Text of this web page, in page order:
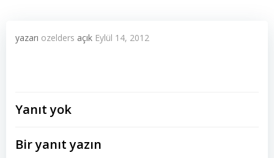
yazarı ozelders açık Eylül 14, 2012
Yanıt yok
Bir yanıt yazın